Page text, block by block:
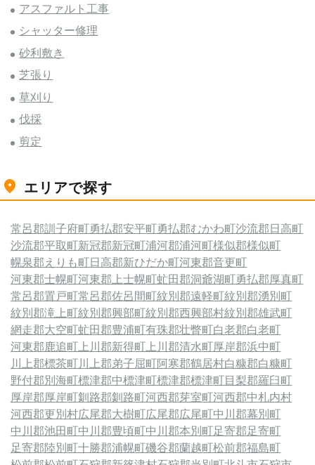
アスファルト工事
シャッター修理
砂利敷き
芝張り
草刈り
伐採
剪定
エリアで探す
常呂郡訓子府町勇払郡安平町勇払郡むかわ町沙流郡日高町
沙流郡平取町新冠郡新冠町浦河郡浦河町様似郡様似町
幌泉郡えりも町日高郡新ひだか町河東郡音更町
河東郡士幌町河東郡上士幌町虻田郡洞爺湖町勇払郡厚真町
常呂郡置戸町常呂郡佐呂間町紋別郡遠軽町紋別郡湧別町
紋別郡滝上町紋別郡興部町紋別郡西興部村紋別郡雄武町
網走郡大空町虻田郡豊浦町有珠郡壮瞥町白老郡白老町
河東郡鹿追町上川郡新得町上川郡清水町厚岸郡浜中町
川上郡標茶町川上郡弟子屈町阿寒郡鶴居村白糠郡白糠町
野付郡別海町標津郡中標津町標津郡標津町目梨郡羅臼町
厚岸郡厚岸町釧路郡釧路町河西郡芽室町河西郡中札内村
河西郡更別村広尾郡大樹町広尾郡広尾町中川郡幕別町
中川郡池田町中川郡豊頃町中川郡本別町足寄郡足寄町
足寄郡陸別町十勝郡浦幌町磯谷郡蘭越町松前郡福島町